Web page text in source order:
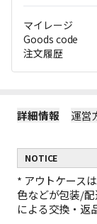
マイレージ
Goods code
注文履歴
詳細情報 運営
NOTICE
* アウトケース
色などが包装/
による交換・返